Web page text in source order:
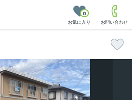
お気に入り
0
お問い合わせ